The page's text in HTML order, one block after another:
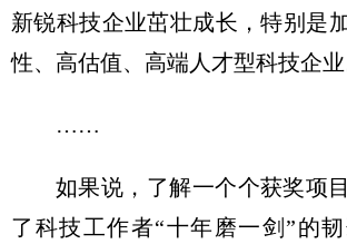
新锐科技企业茁壮成长，特别是
性、高估值、高端人才型科技企业
……
如果说，了解一个个获奖项
了科技工作者“十年磨一剑”的